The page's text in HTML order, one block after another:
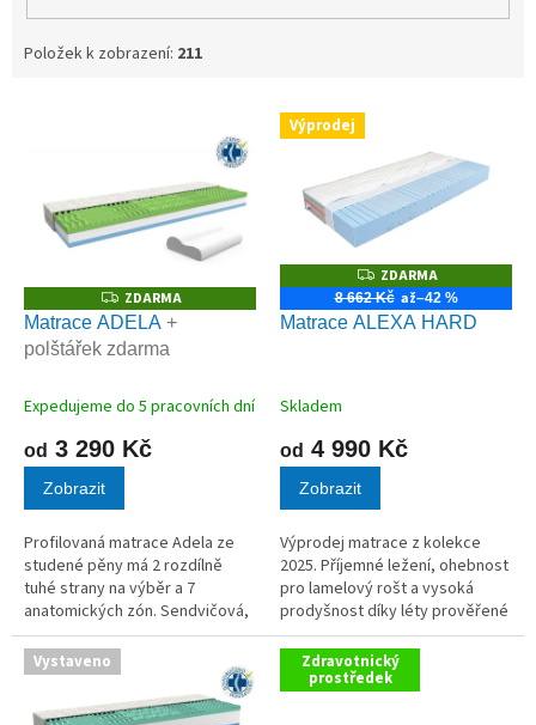
Položek k zobrazení: 211
Z
D
A
R
ZDARMA
Matrace ADELA +
polštářek zdarma
Expedujeme do 5 pracovních dní
od 3 290 Kč
Zobrazit
Profilovaná matrace Adela ze
studené pěny má 2 rozdílně
tuhé strany na výběr a 7
anatomických zón. Sendvičová,
pružná, pohodlná matrace s
nosností 120 kg a výškou 10 cm.
Výprodej
Z
D
A
R
ZDARMA
8 662 Kč až–42 %
Matrace ALEXA HARD
Skladem
od 4 990 Kč
Zobrazit
Výprodej matrace z kolekce
2025. Příjemné ležení, ohebnost
pro lamelový rošt a vysoká
prodyšnost díky léty prověřené
HR studené pěně s vysokou
gramáží a dlouhou životností. To
jsou výhody této...
Vystaveno Zdravotnický
prostředek